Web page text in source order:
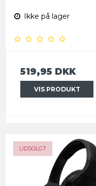
Ikke på lager
519,95 DKK
VIS PRODUKT
UDSOLGT